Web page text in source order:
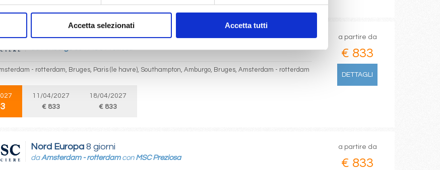
Accetta selezionati Accetta tutti
Nord Europa8 giorni
daAmburgoconMSC Preziosa
- rotterdam, Bruges, Paris (le havre), Southampton, Amburgo, Bruges, Amsterdam - rotterdam
11/04/2027
€ 833
18/04/2027
€ 833
a partire da
€ 833
DETTAGLI
Nord Europa 8 giorni
daAmsterdam - rotterdamcon MSC Preziosa
a partire da
€ 833